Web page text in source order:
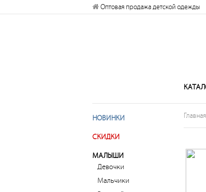
отправлять вам уведомления
рабочий стол
Оптовая продажа детской одежды
НОВИНКИ
СКИДКИ
МАЛЫШИ
Девочки
Мальчики
Главная